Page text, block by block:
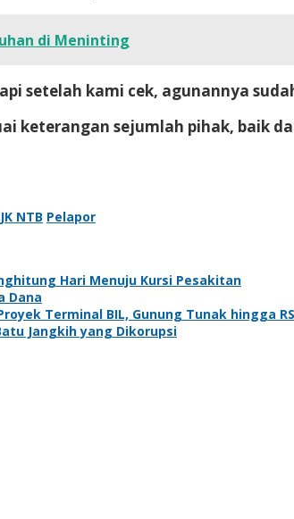
di Meninting
setelah kami cek, agunannya
keterangan sejumlah pihak, baik
NTB Pelapor
Hari Menuju Kursi Pesakitan
Dana
Terminal BIL, Gunung Tunak hingga
Jangkih yang Dikorupsi